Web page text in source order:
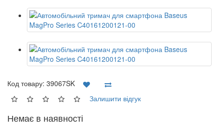
Код товару: 39067SK
Залишити відгук
Немає в наявності